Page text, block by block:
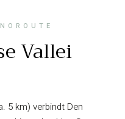
Vallei
5 km) verbindt Den